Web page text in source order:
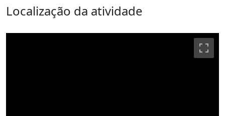
Localização da atividade